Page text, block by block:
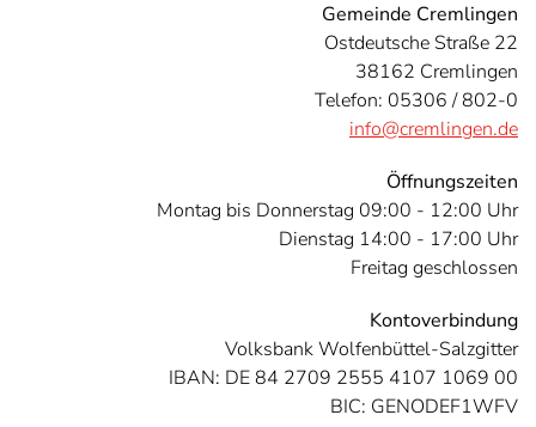
Gemeinde Cremlingen
Ostdeutsche Straße 22
38162 Cremlingen
Telefon: 05306 / 802-0
info@cremlingen.de
Öffnungszeiten
Montag bis Donnerstag 09:00 - 12:00 Uhr
Dienstag 14:00 - 17:00 Uhr
Freitag geschlossen
Kontoverbindung
Volksbank Wolfenbüttel-Salzgitter
IBAN: DE 84 2709 2555 4107 1069 00
BIC: GENODEF1WFV